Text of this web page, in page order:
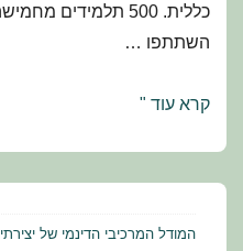
כללית. 500
השתתפו …
גלילה
המדיה
קרא עוד "
המודל המרכיבי הדינמי של